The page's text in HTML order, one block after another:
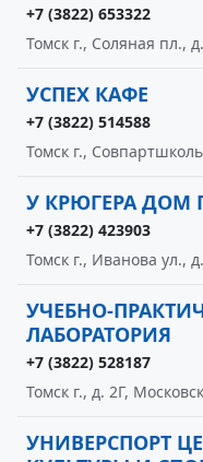
+7 (3822) 653322
Томск г., Соляная пл.,
УСПЕХ КАФЕ
+7 (3822) 514588
Томск г.,
У КРЮГЕРА ДОМ
+7 (3822) 423903
Томск г., Иванова ул.,
УЧЕБНО-
ЛАБОРАТОРИЯ
+7 (3822) 528187
Томск г., д. 2Г,
УНИВЕРСПОРТ